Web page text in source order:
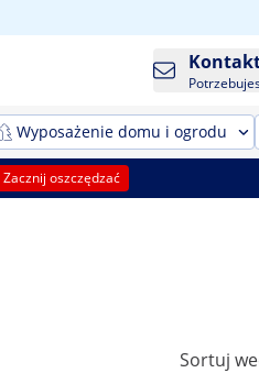
Wyposażenie domu i ogrodu
Zacznij oszczędzać
Sortuj